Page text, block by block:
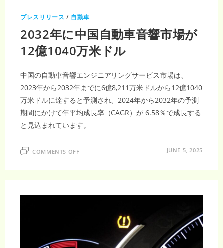
ィ
市
成
長
予
測
と
動
車
業
界
へ
の
影
響
プレスリリース / 自動車
2032年に中国自動車音響市場が
12億1040万米ドル
中国の自動車音響エンジニアリングサービス市場は、
2023年から2032年までに6億8,211万米ドルから12億1040
万米ドルに達すると予測され、2024年から2032年の予測
期間にかけて年平均成長率（CAGR）が 6.58％で成長する
と見込まれています。
COMMENTS OFFON
動
12
JUNE 5, 2025